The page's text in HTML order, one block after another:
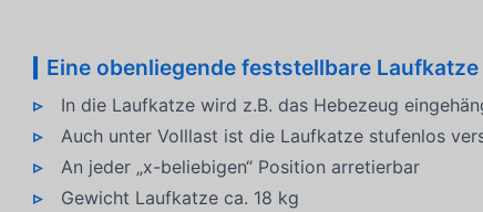
Eine obenliegende feststellbare Laufkatze
In die Laufkatze wird z.B. das Hebezeug
Auch unter Volllast ist die Laufkatze stufenlos
An jeder „x-beliebigen“ Position arretierbar
Gewicht Laufkatze ca. 18 kg